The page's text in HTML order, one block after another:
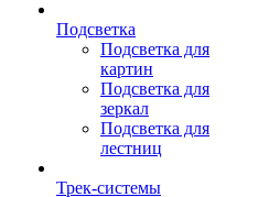
Подсветка
Подсветка для
картин
Подсветка для
зеркал
Подсветка для
лестниц
Трек-системы